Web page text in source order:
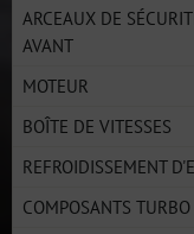
ARCEAUX DE
AVANT
MOTEUR
BOÎTE DE VITESSES
REFROIDISSEMENT
COMPOSANTS TURBO